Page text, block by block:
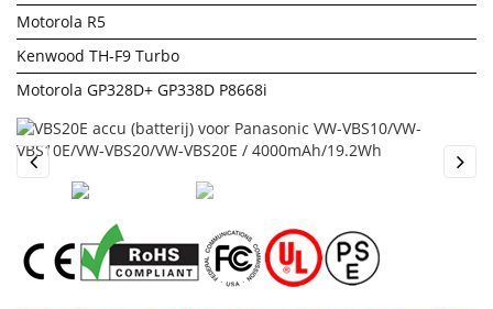
Motorola R5
Kenwood TH-F9 Turbo
Motorola GP328D+ GP338D P8668i
Previous